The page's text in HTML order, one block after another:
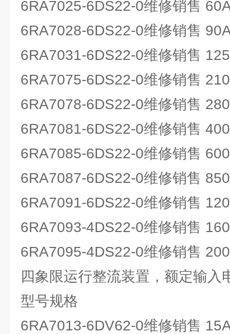
6RA7025-6DS22-0维修销售
6RA7028-6DS22-0维修销售
6RA7031-6DS22-0维修销售
6RA7075-6DS22-0维修销售
6RA7078-6DS22-0维修销售
6RA7081-6DS22-0维修销售
6RA7085-6DS22-0维修销售
6RA7087-6DS22-0维修销售
6RA7091-6DS22-0维修销售
6RA7093-4DS22-0维修销售
6RA7095-4DS22-0维修销售
四象限运行整流装置，额定输
型号规格
6RA7013-6DV62-0维修销售